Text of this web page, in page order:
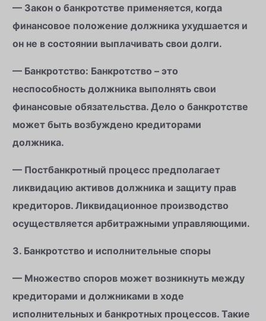
— Закон о банкротстве применяется, когда
финансовое положение должника ухудшается и
он не в состоянии выплачивать свои долги.
— Банкротство: Банкротство – это
неспособность должника выполнять свои
финансовые обязательства. Дело о банкротстве
может быть возбуждено кредиторами
должника.
— Постбанкротный процесс предполагает
ликвидацию активов должника и защиту прав
кредиторов. Ликвидационное производство
осуществляется арбитражными управляющими.
3. Банкротство и исполнительные споры
— Множество споров может возникнуть между
кредиторами и должниками в ходе
исполнительных и банкротных процессов. Такие